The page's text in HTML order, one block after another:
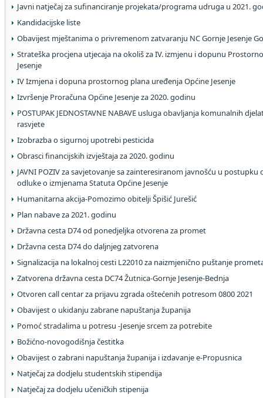
Javni natječaj za sufinanciranje projekata/programa udruga u 2021.
Kandidacijske liste
Obavijest mještanima o privremenom zatvaranju NC Gornje Jesenje
Strateška procjena utjecaja na okoliš za IV. izmjenu i dopunu
Jesenje
IV Izmjena i dopuna prostornog plana uređenja Općine Jesenje
Izvršenje Proračuna Općine Jesenje za 2020. godinu
POSTUPAK JEDNOSTAVNE NABAVE usluga obavljanja komunalnih
rasvjete
Izobrazba o sigurnoj upotrebi pesticida
Obrasci financijskih izvještaja za 2020. godinu
JAVNI POZIV za savjetovanje sa zainteresiranom javnošću u
odluke o izmjenama Statuta Općine Jesenje
Humanitarna akcija-Pomozimo obitelji Špišić Jurešić
Plan nabave za 2021. godinu
Državna cesta D74 od ponedjeljka otvorena za promet
Državna cesta D74 do daljnjeg zatvorena
Signalizacija na lokalnoj cesti L22010 za naizmjenično puštanje
Zatvorena državna cesta DC74 Žutnica-Gornje Jesenje-Bednja
Otvoren call centar za prijavu zgrada oštećenih potresom 0800 2021
Obavijest o ukidanju zabrane napuštanja županija
Pomoć stradalima u potresu -Jesenje srcem za potrebite
Božićno-novogodišnja čestitka
Obavijest o zabrani napuštanja županija i izdavanje e-Propusnica
Natječaj za dodjelu studentskih stipendija
Natječaj za dodjelu učeničkih stipenija